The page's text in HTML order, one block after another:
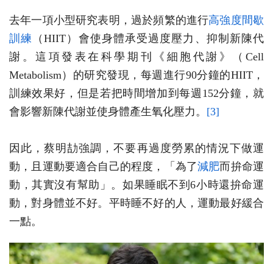
去年一項小型研究表明，過於頻繁的進行高強度間歇
訓練
（HIIT）會使身體承受過度壓力、抑制新陳代
謝。這項發表在科學期刊《細胞代謝》（Cell
Metabolism）的研究發現，每週進行90分鐘的HIIT，
訓練效果好，但是若把時間增加到每週152分鐘，就
會影響新陳代謝並使身體產生氧化壓力。 [3]
因此，蔡明劼強調，不要再過度勞累的情況下做運
動，且運動要適合自己的程度，「為了減肥而拚命運
動，其實沒有幫助」。如果睡眠不到6小時還拚命運
動，對身體並不好。平時睡不好的人，運動最好緩合
一點。